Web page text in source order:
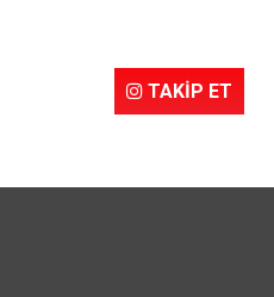
TAKİP ET